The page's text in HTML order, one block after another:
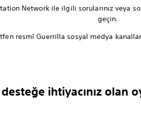
Network ile ilgili sorularınız veya
geçin.
resmî Guerrilla sosyal medya
ihtiyacınız olan